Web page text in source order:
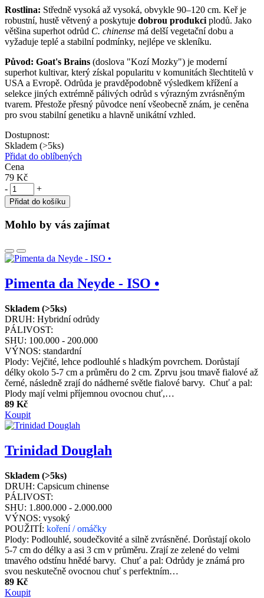
Rostlina: Středně vysoká až vysoká, obvykle 90–120 cm. Keř je
robustní, hustě větvený a poskytuje dobrou produkci plodů. Jako
většina superhot odrůd C. chinense má delší vegetační dobu a
vyžaduje teplé a stabilní podmínky, nejlépe ve skleníku.
Původ: Goat's Brains (doslova "Kozí Mozky") je moderní
superhot kultivar, který získal popularitu v komunitách šlechtitelů v
USA a Evropě. Odrůda je pravděpodobně výsledkem křížení a
selekce jiných extrémně pálivých odrůd s výrazným zvrásněným
tvarem. Přestože přesný původce není všeobecně znám, je ceněna
pro svou stabilní genetiku a hlavně unikátní vzhled.
Dostupnost:
Skladem (>5ks)
Přidat do oblíbených
Cena
79 Kč
-
+
Přidat do košíku
Mohlo by vás zajímat
Pimenta da Neyde - ISO •
Skladem (>5ks)
DRUH: Hybridní odrůdy
PÁLIVOST:
SHU: 100.000 - 200.000
VÝNOS: standardní
Plody: Vejčité, lehce podlouhlé s hladkým povrchem. Dorůstají
délky okolo 5-7 cm a průměru do 2 cm. Zprvu jsou tmavě fialové až
černé, následně zrají do nádherné světle fialové barvy. Chuť a pal:
Plody mají velmi příjemnou ovocnou chuť,…
89 Kč
Koupit
Trinidad Douglah
Skladem (>5ks)
DRUH: Capsicum chinense
PÁLIVOST:
SHU: 1.800.000 - 2.000.000
VÝNOS: vysoký
POUŽITÍ: koření / omáčky
Plody: Podlouhlé, soudečkovité a silně zvrásněné. Dorůstají okolo
5-7 cm do délky a asi 3 cm v průměru. Zrají ze zelené do velmi
tmavého odstínu hnědé barvy. Chuť a pal: Odrůdy je známá pro
svou neskutečně ovocnou chuť s perfektním…
89 Kč
Koupit